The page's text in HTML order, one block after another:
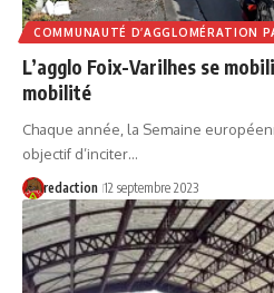
COMMUNAUTÉ D’AGGLOMÉRATION
L’agglo Foix-Varilhes se
mobilité
Chaque année, la Semaine
objectif d’inciter…
redaction 12 septembre 2023